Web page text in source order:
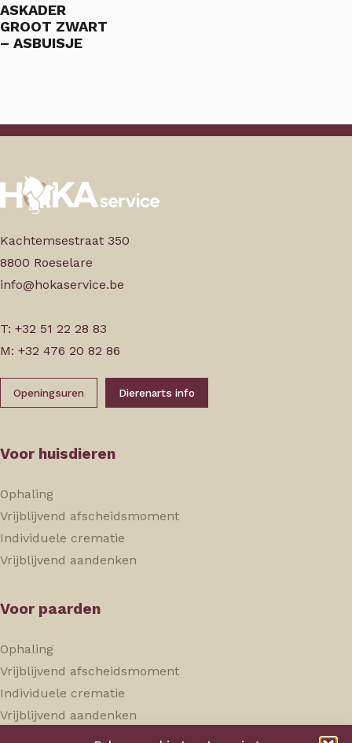
ASKADER
GROOT ZWART
– ASBUISJE
Kachtemsestraat 350
8800 Roeselare
info@hokaservice.be
T: +32 51 22 28 83
M: +32 476 20 82 86
Openingsuren Dierenarts info
Voor huisdieren
Ophaling
Vrijblijvend afscheidsmoment
Individuele crematie
Vrijblijvend aandenken
Voor paarden
Ophaling
Vrijblijvend afscheidsmoment
Individuele crematie
Vrijblijvend aandenken